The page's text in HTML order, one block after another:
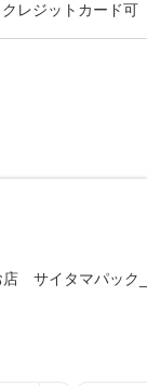
クレジットカード可